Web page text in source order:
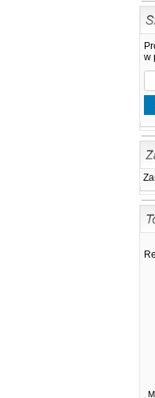
-
w